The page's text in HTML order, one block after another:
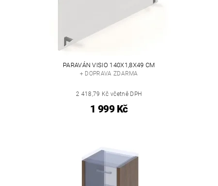
PARAVÁN VISIO 140X1,8X49 CM
+ DOPRAVA ZDARMA
2 418,79 Kč včetně DPH
1 999 Kč